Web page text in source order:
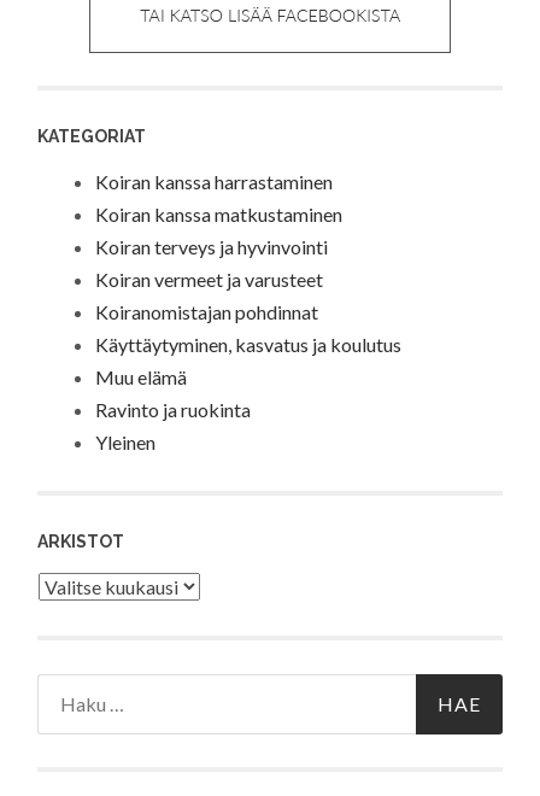
KATEGORIAT
Koiran kanssa harrastaminen
Koiran kanssa matkustaminen
Koiran terveys ja hyvinvointi
Koiran vermeet ja varusteet
Koiranomistajan pohdinnat
Käyttäytyminen, kasvatus ja koulutus
Muu elämä
Ravinto ja ruokinta
Yleinen
ARKISTOT
Arkistot